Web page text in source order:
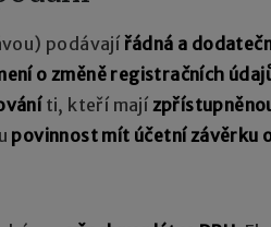
podávají řádná a
o změně registračních
ti, kteří mají
povinnost mít účetní závěrku